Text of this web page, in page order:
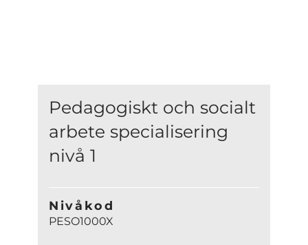
Pedagogiskt och socialt
arbete specialisering
nivå 1
Nivåkod
PESO1000X